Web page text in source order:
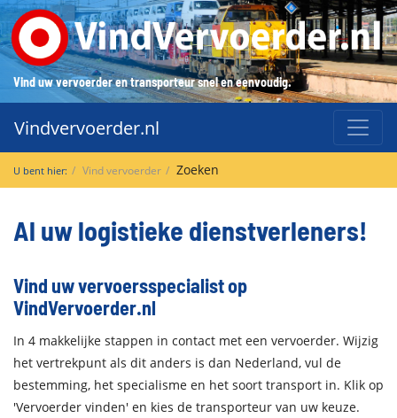
Vind uw vervoerder en transporteur snel en eenvoudig.
Vindvervoerder.nl
U bent hier: Vind vervoerder Zoeken
Al uw logistieke dienstverleners!
Vind uw vervoersspecialist op
VindVervoerder.nl
In 4 makkelijke stappen in contact met een vervoerder. Wijzig
het vertrekpunt als dit anders is dan Nederland, vul de
bestemming, het specialisme en het soort transport in. Klik op
'Vervoerder vinden' en kies de transporteur van uw keuze.